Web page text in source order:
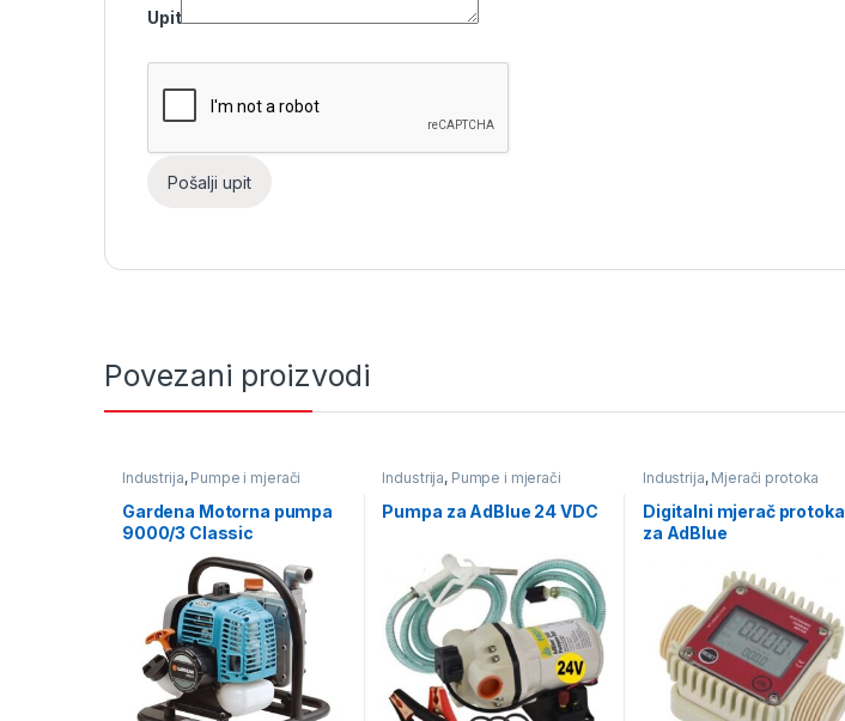
Upit
Povezani proizvodi
Industrija, Pumpe i mjerači
protika tekućine
Pumpe za
vodu
Gardena Motorna pumpa
9000/3 Classic
Industrija, Pumpe i mjerači
protika tekućine
Pumpe za
AdBlue,Pumpe za naftu
Pumpa za AdBlue 24 VDC
Industrija, Mjerači protoka
tekućine
Pumpe i mjerači
protika tekućine
Digitalni mjerač protoka
za AdBlue